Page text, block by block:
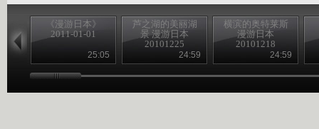
《漫游日本》
2011-01-01
25:05
芦之湖的美丽湖
景 漫游日本
20101225
24:59
横滨的奥特莱斯
漫游日本
20101218
24:59